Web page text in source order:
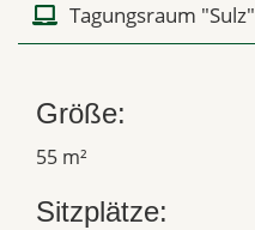
Tagungsraum "Sulz"
Größe:
55 m²
Sitzplätze: